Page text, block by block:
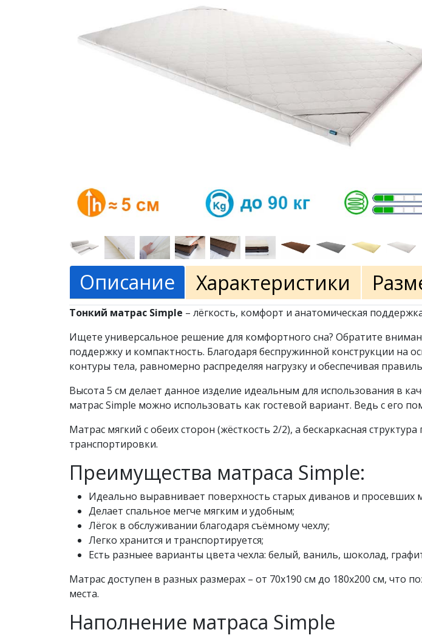
Описание Характеристики
Тонкий матрас Simple – лёгкость, комфорт и анатомическая
Ищете универсальное решение для комфортного сна? Обратите
поддержку и компактность. Благодаря беспружинной конструкции на
контуры тела, равномерно распределяя нагрузку и обеспечивая
Высота 5 см делает данное изделие идеальным для использования в
матрас Simple можно использовать как гостевой вариант. Ведь с его
Матрас мягкий с обеих сторон (жёсткость 2/2), а бескаркасная
транспортировки.
Преимущества матраса Simple:
Идеально выравнивает поверхность старых диванов и просевших
Делает спальное мегче мягким и удобным;
Лёгок в обслуживании благодаря съёмному чехлу;
Легко хранится и транспортируется;
Есть разныее варианты цвета чехла: белый, ваниль, шоколад,
Матрас доступен в разных размерах – от 70x190 см до 180x200 см, что
места.
Наполнение матраса Simple